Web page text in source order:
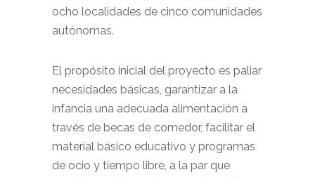
ocho localidades de cinco comunidades
autónomas.
El propósito inicial del proyecto es paliar
necesidades básicas, garantizar a la
infancia una adecuada alimentación a
través de becas de comedor, facilitar el
material básico educativo y programas
de ocio y tiempo libre, a la par que